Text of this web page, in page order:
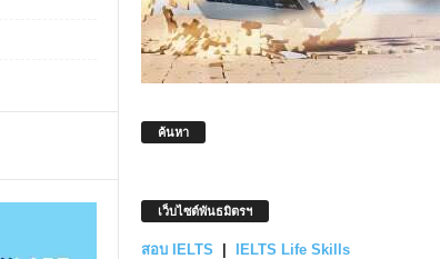
ค้นหา
เว็บไซต์พันธมิตรฯ
สอบ IELTS IELTS Life Skills